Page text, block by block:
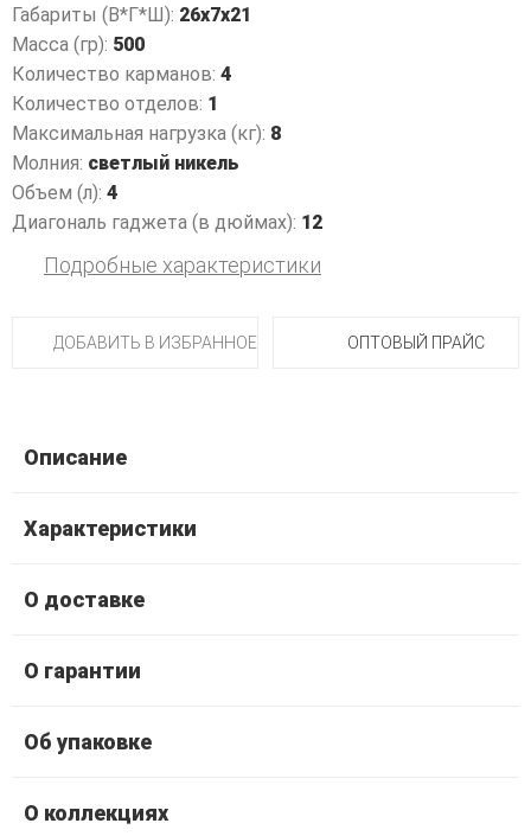
Габариты (В*Г*Ш): 26x7x21
Масса (гр): 500
Количество карманов: 4
Количество отделов: 1
Максимальная нагрузка (кг): 8
Молния: светлый никель
Объем (л): 4
Диагональ гаджета (в дюймах): 12
Подробные характеристики
ДОБАВИТЬ В ИЗБРАННОЕ ОПТОВЫЙ ПРАЙС
Описание
Характеристики
О доставке
О гарантии
Об упаковке
О коллекциях